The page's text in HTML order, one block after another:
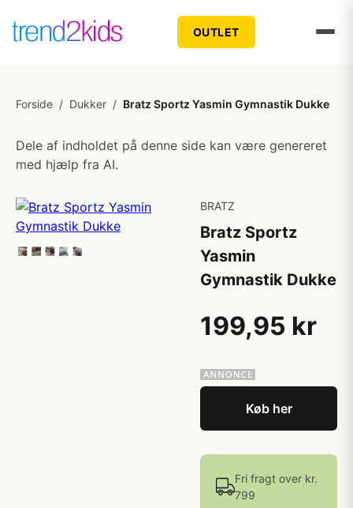
OUTLET
Forside / Dukker / Bratz Sportz Yasmin Gymnastik Dukke
Dele af indholdet på denne side kan være genereret
med hjælp fra AI.
BRATZ
Bratz Sportz
Yasmin
Gymnastik Dukke
199,95 kr
Køb her
Fri fragt over kr.
799